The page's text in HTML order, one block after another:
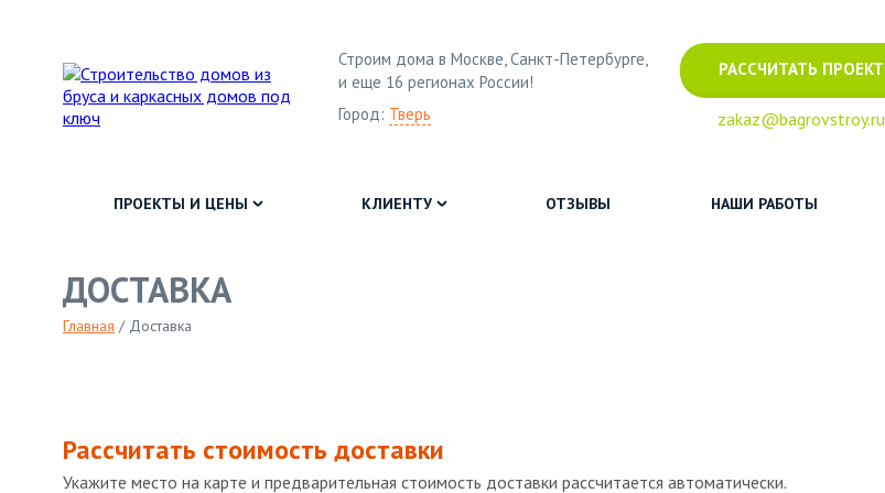
Строим дома в Москве, Санкт-Петербурге,
и еще 16 регионах России!
Город: Тверь
РАССЧИТАТЬ ПРОЕКТ
zakaz@bagrovstroy.ru
ПРОЕКТЫ И ЦЕНЫ КЛИЕНТУ ОТЗЫВЫ НАШИ РАБОТЫ
ДОСТАВКА
Главная / Доставка
Рассчитать стоимость доставки
Укажите место на карте и предварительная стоимость доставки рассчитается автоматически.